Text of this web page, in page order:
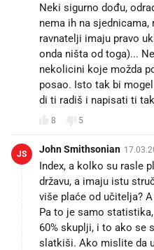
Neki sigurno dođu,
nema ih na
ravnatelji imaju pravo
onda ništa od toga)...
nekolicini koje možda
posao. Isto tak bi
di ti radiš i napisati ti
8 5
JS John Smithsonian
Index, a kolko su rasle
državu, a imaju istu
više plaće od učitelja?
Pa to je samo
60% skuplji, i to ako se
slatkiši. Ako mislite da